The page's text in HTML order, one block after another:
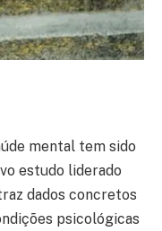
mental tem sido
estudo liderado
dados concretos
psicológicas